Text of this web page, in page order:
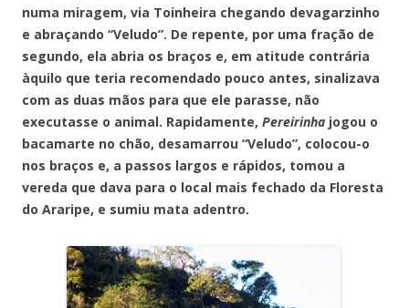
numa miragem, via Toinheira chegando devagarzinho
e abraçando “Veludo”. De repente, por uma fração de
segundo, ela abria os braços e, em atitude contrária
àquilo que teria recomendado pouco antes, sinalizava
com as duas mãos para que ele parasse, não
executasse o animal. Rapidamente, Pereirinha jogou o
bacamarte no chão, desamarrou “Veludo”, colocou-o
nos braços e, a passos largos e rápidos, tomou a
vereda que dava para o local mais fechado da Floresta
do Araripe, e sumiu mata adentro.